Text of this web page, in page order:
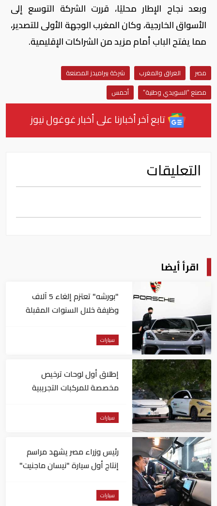
وبعد نجاح الإطار محليًا، قررت الشركة التوسع إلى
الأسواق الخارجية، وكان المغرب الوجهة الأولى للتصدير،
مما يفتح الباب أمام مزيد من الشراكات الإقليمية.
مصر العراق والمغرب
شركة بيراميدز المصنعة
مصنع “السويدي وطنية”
أحمس
تابع آخر أخبارنا على أخبار غوغول نيوز
التعليقات
اقرأ أيضا
"بورشه" تعتزم إلغاء 5 آلاف
وظيفة خلال السنوات المقبلة
سيارات
إطلاق أول لوحات ترخيص
مخصصة للمركبات التجريبية
سيارات
رئيس وزراء مصر يشهد مراسم
إنتاج أول سيارة "نيسان ماجنيت"
سيارات